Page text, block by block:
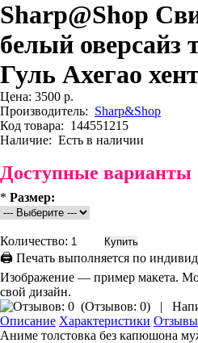
Sharp@Shop
белый оверсайз
Гуль Ахегао
Цена: 3500 р.
Производитель: Sharp&Shop
Код товара: 144551215
Наличие: Есть в наличии
Доступные варианты
* Размер:
Количество:
🖨 Печать выполняется по
Изображение — пример макета.
свой дизайн.
(Отзывов: 0) |
Описание Характеристики
Аниме толстовка без капюшона